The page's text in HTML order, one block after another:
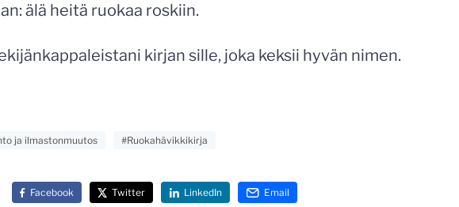
älä heitä ruokaa roskiin.
kirjan sille, joka keksii hyvän nimen.
ja ilmastonmuutos #Ruokahävikkikirja
Facebook Twitter LinkedIn Email